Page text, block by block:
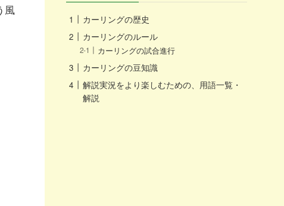
風
カーリングの歴史
カーリングのルール
カーリングの試合進行
カーリングの豆知識
解説実況をより楽しむための、用語一覧・
解説